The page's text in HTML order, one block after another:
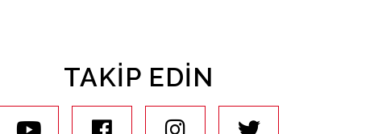
TAKIP EDIN
youtube facebook instagram